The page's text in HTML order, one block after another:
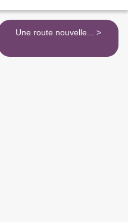
Une route nouvelle... >